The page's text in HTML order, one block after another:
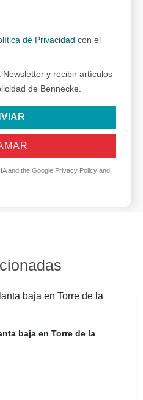
de Privacidad con el
y recibir artículos
de Bennecke.
and the Google Privacy Policy and
baja en Torre de la